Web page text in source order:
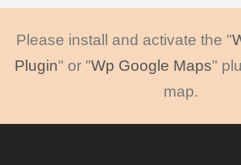
Please install and activate the "
Plugin" or "Wp Google Maps"
map.